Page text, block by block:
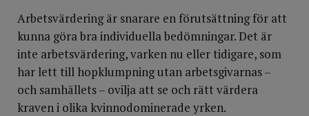
Arbetsvärdering är snarare en förutsättning för att
kunna göra bra individuella bedömningar. Det är
inte arbetsvärdering, varken nu eller tidigare, som
har lett till hopklumpning utan arbetsgivarnas –
och samhällets – ovilja att se och rätt värdera
kraven i olika kvinnodominerade yrken.